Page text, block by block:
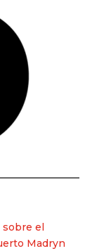
sobre el
Madryn